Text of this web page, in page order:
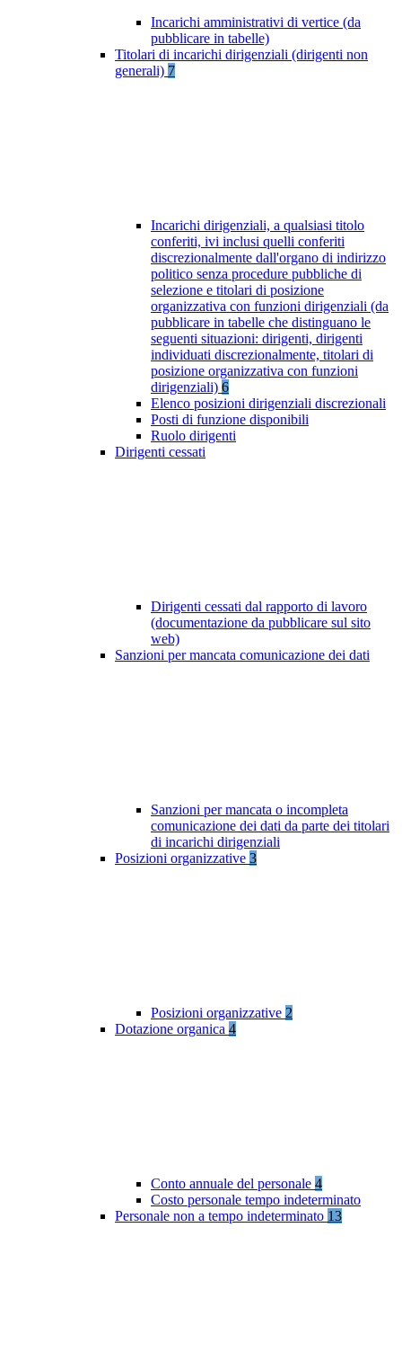
Incarichi amministrativi di vertice (da
pubblicare in tabelle)
Titolari di incarichi dirigenziali (dirigenti non
generali) 7
Incarichi dirigenziali, a qualsiasi titolo
conferiti, ivi inclusi quelli conferiti
discrezionalmente dall'organo di indirizzo
politico senza procedure pubbliche di
selezione e titolari di posizione
organizzativa con funzioni dirigenziali (da
pubblicare in tabelle che distinguano le
seguenti situazioni: dirigenti, dirigenti
individuati discrezionalmente, titolari di
posizione organizzativa con funzioni
dirigenziali) 6
Elenco posizioni dirigenziali discrezionali
Posti di funzione disponibili
Ruolo dirigenti
Dirigenti cessati
Dirigenti cessati dal rapporto di lavoro
(documentazione da pubblicare sul sito
web)
Sanzioni per mancata comunicazione dei dati
Sanzioni per mancata o incompleta
comunicazione dei dati da parte dei titolari
di incarichi dirigenziali
Posizioni organizzative 3
Posizioni organizzative 2
Dotazione organica 4
Conto annuale del personale 4
Costo personale tempo indeterminato
Personale non a tempo indeterminato 13